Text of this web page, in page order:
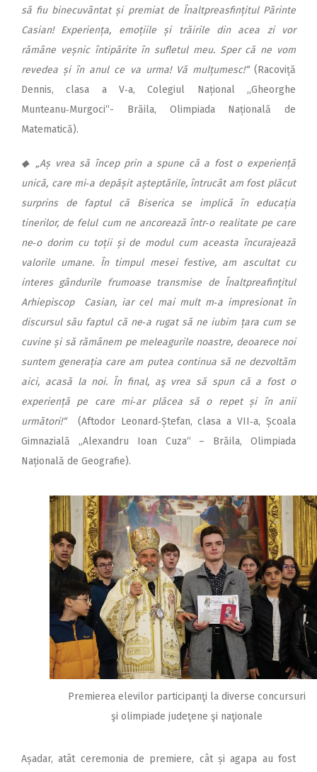
să fiu binecuvântat și premiat de Înaltpreasfințitul Părinte
Casian! Experiența, emoțiile și trăirile din acea zi vor
rămâne veșnic întipărite în sufletul meu. Sper că ne vom
revedea și în anul ce va urma! Vă mulțumesc!“(Racoviță
Dennis, clasa a V‑a, Colegiul Național ,,Gheorghe
Munteanu‑Murgoci“- Brăila, Olimpiada Națională de
Matematică).
◆ „Aș vrea să încep prin a spune că a fost o experiență
unică, care mi‑a depășit așteptările, întrucât am fost plăcut
surprins de faptul că Biserica se implică în educația
tinerilor, de felul cum ne ancorează într‑o realitate pe care
ne‑o dorim cu toții și de modul cum aceasta încurajează
valorile umane. În timpul mesei festive, am ascultat cu
interes gândurile frumoase transmise de Înaltpreafinţitul
Arhiepiscop Casian, iar cel mai mult m‑a impresionat în
discursul său faptul că ne‑a rugat să ne iubim țara cum se
cuvine și să rămânem pe meleagurile noastre, deoarece noi
suntem generația care am putea continua să ne dezvoltăm
aici, acasă la noi. În final, aş vrea să spun că a fost o
experiență pe care mi‑ar plăcea să o repet și în anii
următori!“(Aftodor Leonard‑Ștefan, clasa a VII‑a, Școala
Gimnazială „Alexandru Ioan Cuza“ – Brăila, Olimpiada
Națională de Geografie).
Premierea elevilor participanţi la diverse concursuri
şi olimpiade judeţene şi naţionale
Așadar, atât ceremonia de premiere, cât și agapa au fost